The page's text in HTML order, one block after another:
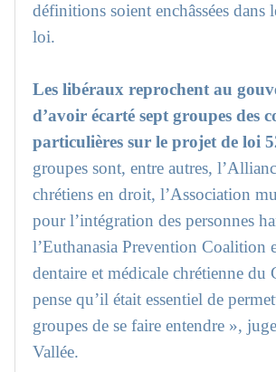
définitions soient enchâssées dans
loi.
Les libéraux reprochent au
d’avoir écarté sept groupes des
particulières sur le projet de loi
groupes sont, entre autres,
chrétiens en droit, l’Association
pour l’intégration des personnes
l’Euthanasia Prevention Coalition
dentaire et médicale chrétienne du
pense qu’il était essentiel de
groupes de se faire entendre »,
Vallée.